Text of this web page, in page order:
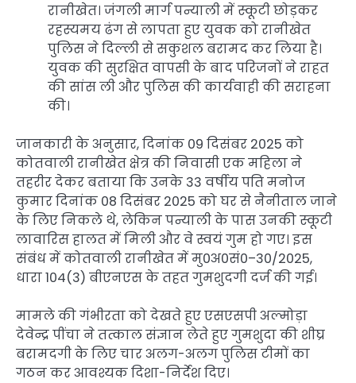
रानीखेत। जंगली मार्ग पन्याली में स्कूटी छोड़कर
रहस्यमय ढंग से लापता हुए युवक को रानीखेत
पुलिस ने दिल्ली से सकुशल बरामद कर लिया है।
युवक की सुरक्षित वापसी के बाद परिजनों ने राहत
की सांस ली और पुलिस की कार्यवाही की सराहना
की।
जानकारी के अनुसार, दिनांक 09 दिसंबर 2025 को
कोतवाली रानीखेत क्षेत्र की निवासी एक महिला ने
तहरीर देकर बताया कि उनके 33 वर्षीय पति मनोज
कुमार दिनांक 08 दिसंबर 2025 को घर से नैनीताल जाने
के लिए निकले थे, लेकिन पन्याली के पास उनकी स्कूटी
लावारिस हालत में मिली और वे स्वयं गुम हो गए। इस
संबंध में कोतवाली रानीखेत में मु0अ0सं0–30/2025,
धारा 104(3) बीएनएस के तहत गुमशुदगी दर्ज की गई।
मामले की गंभीरता को देखते हुए एसएसपी अल्मोड़ा
देवेन्द्र पींचा ने तत्काल संज्ञान लेते हुए गुमशुदा की शीघ्र
बरामदगी के लिए चार अलग-अलग पुलिस टीमों का
गठन कर आवश्यक दिशा-निर्देश दिए।